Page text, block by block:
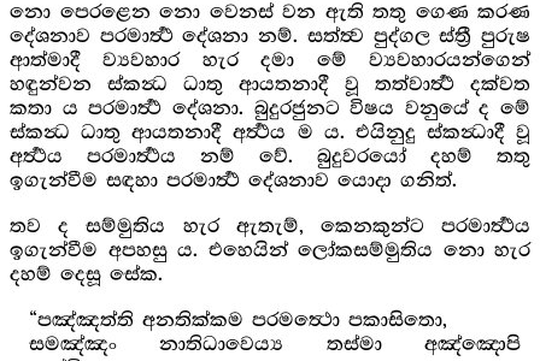
නො පෙරළෙන නො වෙනස් වන ඇති තතු ගෙණ කරණ
දේශනාව පරමාර්‍ත්‍ථ දේශනා නම්. සත්ත්‍ව පුද්ගල ස්ත්‍රී පුරුෂ
ආත්මාදී ව්‍යවහාර හැර දමා මේ ව්‍යවහාරයන්ගෙන්
හඳුන්වන ස්කන්‍ධ ධාතු ආයතනාදී වූ තත්වාර්‍ත්‍ථ දක්වත
කතා ය පරමාර්‍ත්‍ථ දේශනා. බුදුරජුනට විෂය වනුයේ ද මේ
ස්කන්‍ධ ධාතු ආයතනාදී අර්‍ත්‍ථය ම ය. එයිනුදු ස්කන්‍ධාදී වූ
අර්‍ත්‍ථය පරමාර්‍ත්‍ථය නම් වේ. බුදුවරයෝ දහම් තතු
ඉගැන්වීම සඳහා පරමාර්‍ත්‍ථ දේශනාව යොදා ගනිත්.
තව ද සම්මුතිය හැර ඇතැම්, කෙනකුන්ට පරමාර්‍ත්‍ථය
ඉගැන්වීම අපහසු ය. එහෙයින් ලෝකසම්මුතිය නො හැර
දහම් දෙසූ සේක.
“පඤ්ඤත්ති අනතික්කම පරමත්‍ථො පකාසිතො,
සමඤ්ඤං නාතිධාවෙය්‍ය තස්මා අඤ්ඤොපි